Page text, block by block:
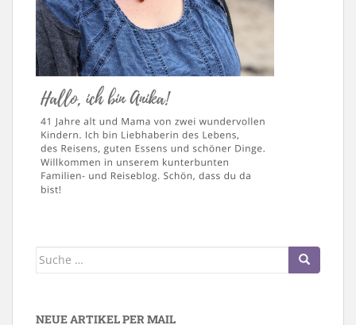
Suche
NEUE ARTIKEL PER MAIL